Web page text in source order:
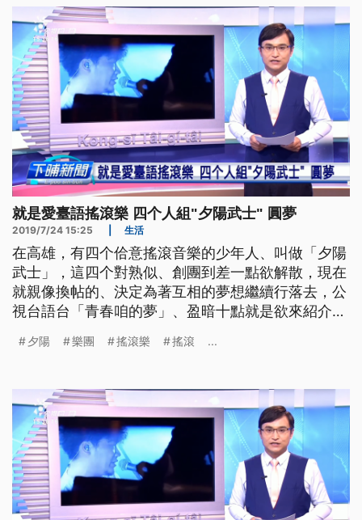
他們已經出過兩張台語專輯。 ==夕陽武士吉他手 王
立== 差不多在七年前吧 忽然
就是愛臺語搖滾樂 四个人組"夕陽武士" 圓夢
2019/7/24 15:25 生活
在高雄，有四个佮意搖滾音樂的少年人、叫做「夕陽
武士」，這四个對熟似、創團到差一點欲解散，現在
就親像換帖的、決定為著互相的夢想繼續行落去，公
視台語台「青春咱的夢」、盈暗十點就是欲來紹介這
夕陽武士，當初因為團員原本的樂團恰巧都面臨解
繼續自己的音樂路，現在，他們已經出過兩張台語專
輯。 ==夕陽武士吉他手 王
夕陽 樂團 搖滾樂 搖滾 ...